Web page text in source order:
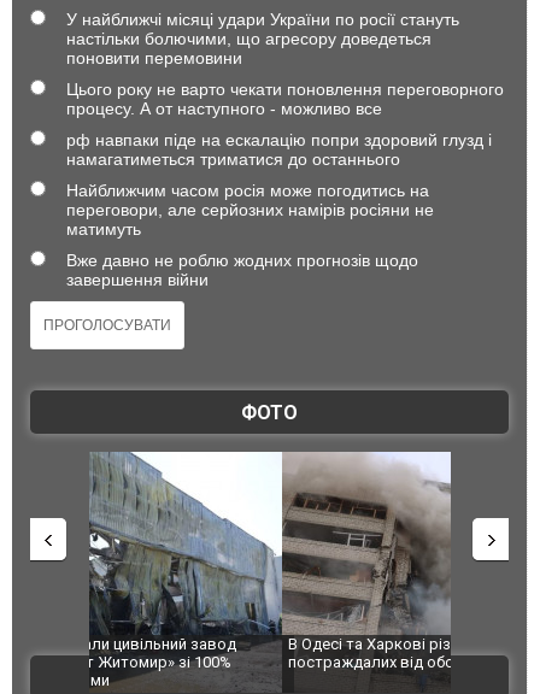
У найближчі місяці удари України по росії стануть
настільки болючими, що агресору доведеться
поновити перемовини
Цього року не варто чекати поновлення переговорного
процесу. А от наступного - можливо все
рф навпаки піде на ескалацію попри здоровий глузд і
намагатиметься триматися до останнього
Найближчим часом росія може погодитись на
переговори, але серйозних намірів росіяни не
матимуть
Вже давно не роблю жодних прогнозів щодо
завершення війни
ФОТО
В Одесі та Харкові різко зросла кількість
постраждалих від обстрілу РФ
Ворог
двоє
після
ВІДЕО